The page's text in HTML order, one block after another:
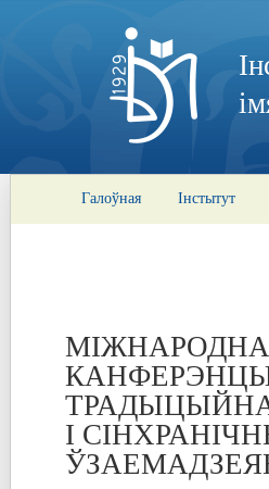
Галоўная Інстытут
І